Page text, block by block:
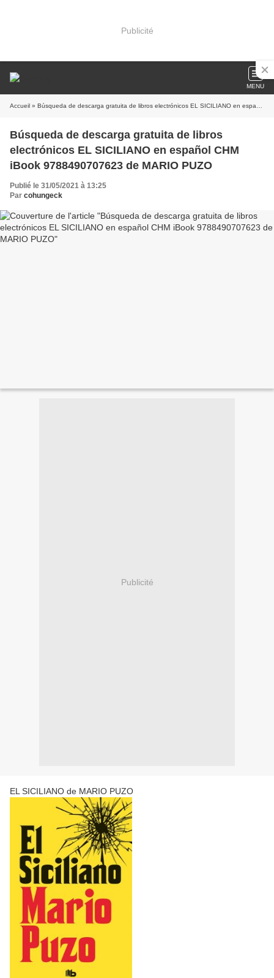
Publicité
MENU
Accueil » Búsqueda de descarga gratuita de libros electrónicos EL SICILIANO en español CHM iBook 9788490707623 de MARIO PUZO
Búsqueda de descarga gratuita de libros
electrónicos EL SICILIANO en español CHM
iBook 9788490707623 de MARIO PUZO
Publié le 31/05/2021 à 13:25
Par cohungeck
Publicité
EL SICILIANO de MARIO PUZO